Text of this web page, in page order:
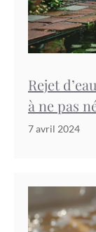
Rejet
à ne pas
7 avril 2024